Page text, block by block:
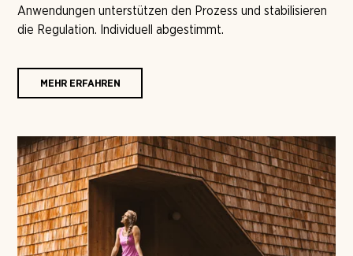
Anwendungen unterstützen den Prozess und stabilisieren
die Regulation. Individuell abgestimmt.
MEHR ERFAHREN